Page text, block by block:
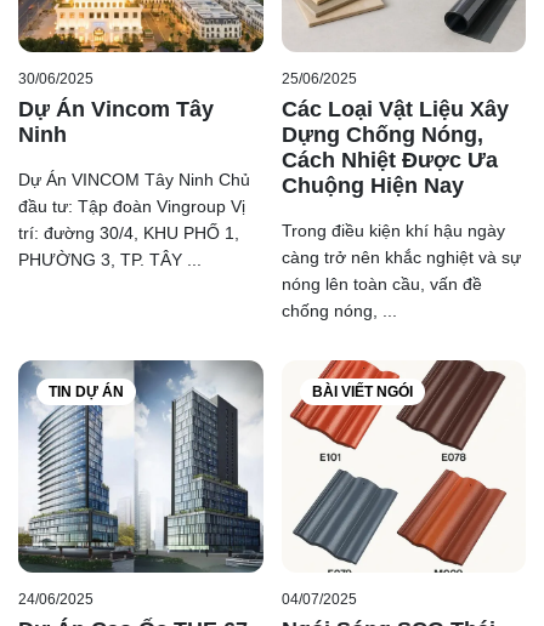
phẩm trực tiếp từ Kim Phong để tránh mua phải những
sản phẩm giả, kém chất lượng.
Nếu bạn đang tìm kiếm đơn vị phân phối uy tín, hãy liên
hệ ngay cho Ong Vàng, một trong những đối tác lâu năm
của Kim Phong, chuyên phân phối những sản phẩm
VLXD chính hãng từ Kim Phong.
Kết luận
Trong bối cảnh người tiêu dùng ngày càng đòi hỏi cao về
tính thẩm mỹ và chất lượng sản phẩm. Kim Phong là lựa
chọn đáng tin cậy để tạo nên không gian sống của bạn.
bền vững vượt thời gian.
30/06/2025
Dự Án Vincom Tây
Ninh
Dự Án VINCOM Tây Ninh Chủ
đầu tư: Tập đoàn Vingroup Vị
trí: đường 30/4, KHU PHỐ 1,
PHƯỜNG 3, TP. TÂY ...
25/06/2025
Các Loại Vật Liệu Xây
Dựng Chống Nóng,
Cách Nhiệt Được Ưa
Chuộng Hiện Nay
Trong điều kiện khí hậu ngày
càng trở nên khắc nghiệt và sự
nóng lên toàn cầu, vấn đề
chống nóng, ...
TIN DỰ ÁN
24/06/2025
BÀI VIẾT NGÓI
04/07/2025